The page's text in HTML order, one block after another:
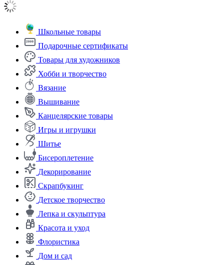
Школьные товары
Подарочные сертификаты
Товары для художников
Хобби и творчество
Вязание
Вышивание
Канцелярские товары
Игры и игрушки
Шитье
Бисероплетение
Декорирование
Скрапбукинг
Детское творчество
Лепка и скульптура
Красота и уход
Флористика
Дом и сад